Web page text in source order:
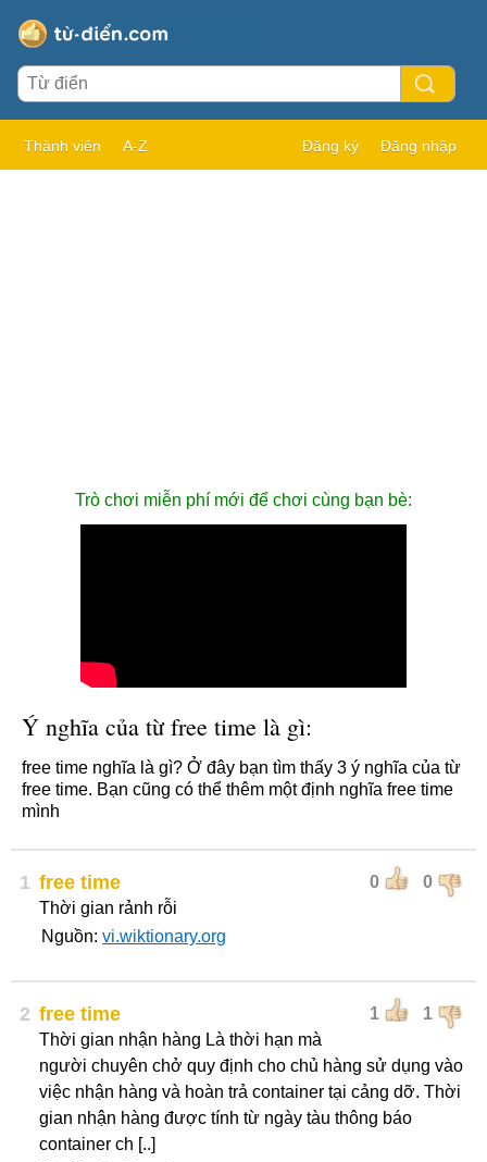
Thành viên A-Z Đăng ký Đăng nhập
Trò chơi miễn phí mới để chơi cùng bạn bè:
Ý nghĩa của từ free time là gì:
free time nghĩa là gì? Ở đây bạn tìm thấy 3 ý nghĩa của từ
free time. Bạn cũng có thể thêm một định nghĩa free time
mình
1 0 0
free time
Thời gian rảnh rỗi
Nguồn: vi.wiktionary.org
2 1 1
free time
Thời gian nhận hàng Là thời hạn mà
người chuyên chở quy định cho chủ hàng sử dụng vào
việc nhận hàng và hoàn trả container tại cảng dỡ. Thời
gian nhận hàng được tính từ ngày tàu thông báo
container ch [..]